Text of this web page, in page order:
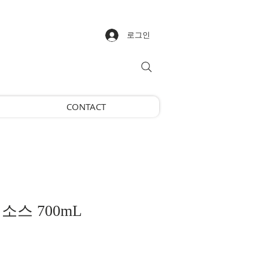
로그인
CONTACT
스 700mL